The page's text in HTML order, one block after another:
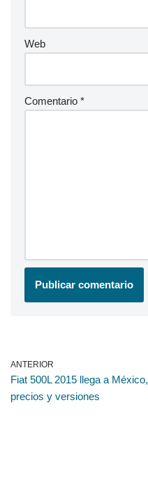
Web
Comentario *
ANTERIOR
Fiat 500L 2015 llega a México,
precios y versiones